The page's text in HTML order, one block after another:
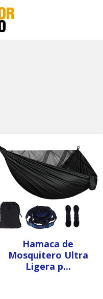
Hamaca de
Mosquitero Ultra
Ligera p...